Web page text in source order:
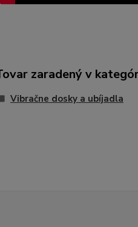
zaradený v
Vibračne dosky a ubíjadla